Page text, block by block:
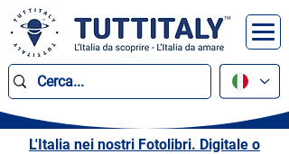
L'Italia nei nostri Fotolibri. Digitale o